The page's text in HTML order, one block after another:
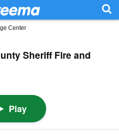
Center
Sheriff Fire and
Play